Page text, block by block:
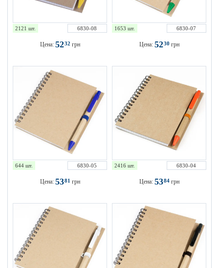
2121 шт. 6830-08
Цена: 5232 грн
1653 шт. 6830-07
Цена: 5230 грн
644 шт. 6830-05
Цена: 5381 грн
2416 шт. 6830-04
Цена: 5384грн